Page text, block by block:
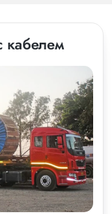
кабелем